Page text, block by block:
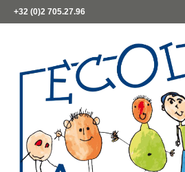
+32 (0)2 705.27.96